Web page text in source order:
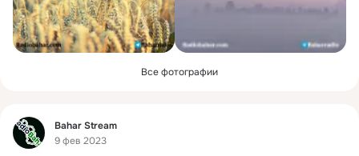
Все фотографии
Фид
Bahar Stream
9 фев 2023